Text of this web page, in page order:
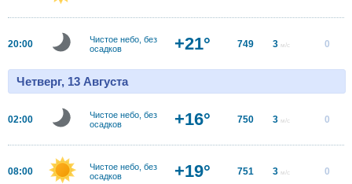
20:00
Чистое небо, без
осадков
+21° 749 3 м/с 0
Четверг, 13 Августа
02:00
Чистое небо, без
осадков
+16° 750 3 м/с 0
08:00
Чистое небо, без
осадков
+19° 751 3 м/с 0